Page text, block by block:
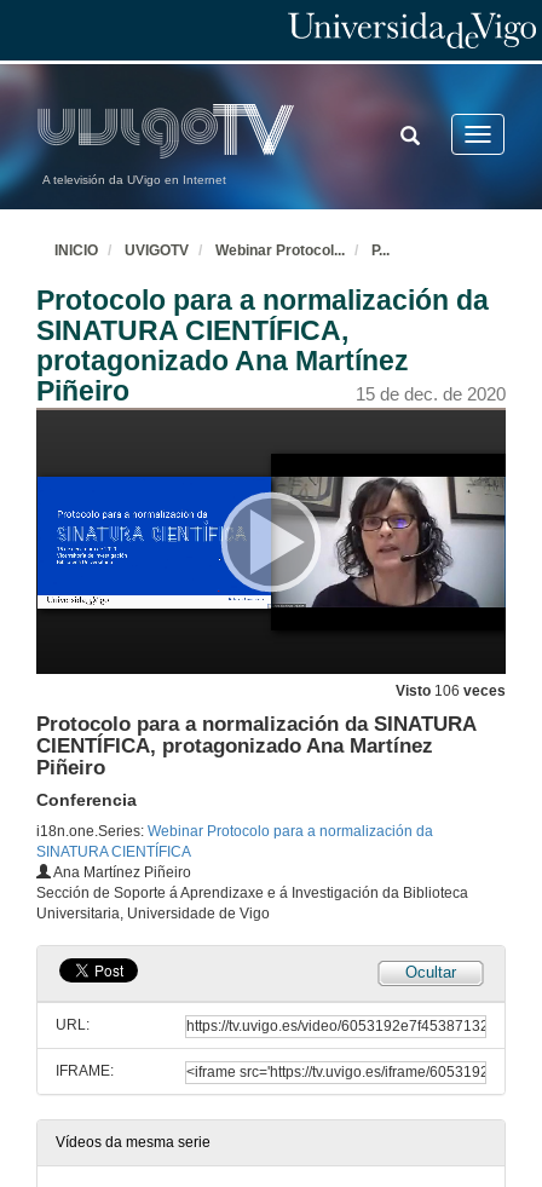
A televisión da UVigo en Internet
Toggle
TOGGLE
SEARCH
INICIO UVIGOTV Webinar Protocol ... P...
Protocolo para a normalización da
SINATURA CIENTÍFICA,
protagonizado Ana Martínez
Piñeiro
15 de dec. de 2020
Visto 106 veces
Protocolo para a normalización da SINATURA
CIENTÍFICA, protagonizado Ana Martínez
Piñeiro
Conferencia
i18n.one.Series: Webinar Protocolo para a normalización da
SINATURA CIENTÍFICA
Ana Martínez Piñeiro
Sección de Soporte á Aprendizaxe e á Investigación da Biblioteca
Universitaria, Universidade de Vigo
Ocultar
URL:
IFRAME:
Vídeos da mesma serie